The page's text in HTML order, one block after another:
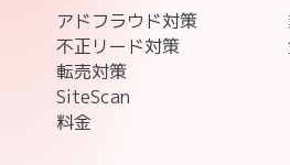
アドフラウド対策
不正リード対策
転売対策
SiteScan
料金